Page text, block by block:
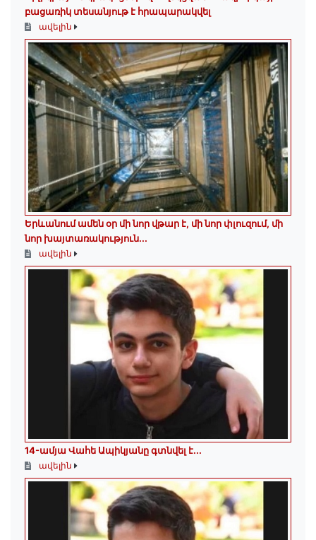
բացառիկ տեսանյութ է հրապարակվել
ավելին
Երևանում ամեն օր մի նոր վթար է, մի նոր փլուզում, մի
նոր խայտառակություն...
ավելին
14-ամյա Վահե Ապիկյանը գտնվել է...
ավելին